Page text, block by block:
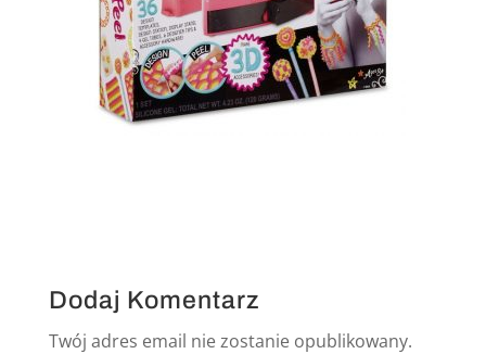
Dodaj Komentarz
Twój adres email nie zostanie opublikowany.